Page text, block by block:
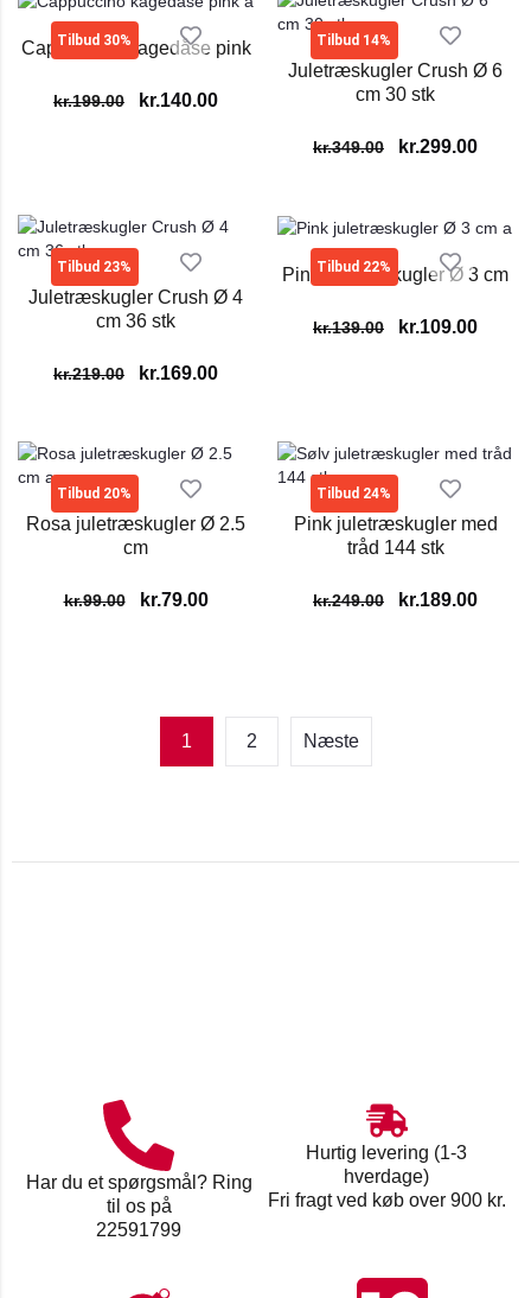
Tilbud 30%
Cappuccino kagedåse pink
kr.199.00 kr.140.00
Tilbud 14%
Juletræskugler Crush Ø 6
cm 30 stk
kr.349.00 kr.299.00
Tilbud 23%
Juletræskugler Crush Ø 4
cm 36 stk
kr.219.00 kr.169.00
Tilbud 22%
Pink juletræskugler Ø 3 cm
kr.139.00 kr.109.00
Tilbud 20%
Rosa juletræskugler Ø 2.5
cm
kr.99.00 kr.79.00
Tilbud 24%
Pink juletræskugler med
tråd 144 stk
kr.249.00 kr.189.00
1 2 Næste
Har du et spørgsmål? Ring
til os på
22591799
Hurtig levering (1-3
hverdage)
Fri fragt ved køb over 900 kr.